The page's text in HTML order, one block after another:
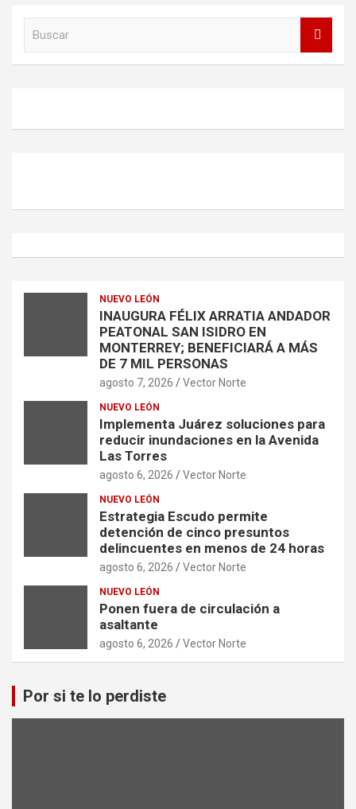
NUEVO LEÓN
INAUGURA FÉLIX ARRATIA ANDADOR
PEATONAL SAN ISIDRO EN
MONTERREY; BENEFICIARÁ A MÁS
DE 7 MIL PERSONAS
agosto 7, 2026 Vector Norte
NUEVO LEÓN
Implementa Juárez soluciones para
reducir inundaciones en la Avenida
Las Torres
agosto 6, 2026 Vector Norte
NUEVO LEÓN
Estrategia Escudo permite
detención de cinco presuntos
delincuentes en menos de 24 horas
agosto 6, 2026 Vector Norte
NUEVO LEÓN
Ponen fuera de circulación a
asaltante
agosto 6, 2026 Vector Norte
Por si te lo perdiste